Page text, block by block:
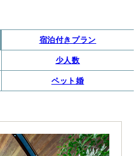
宿泊付きプラン
少人数
ペット婚